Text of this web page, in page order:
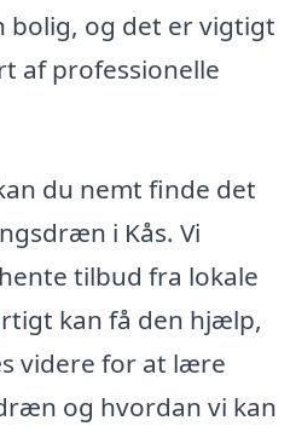
og det er vigtigt
af professionelle
du nemt finde det
i Kås. Vi
tilbud fra lokale
kan få den hjælp,
videre for at lære
og hvordan vi kan